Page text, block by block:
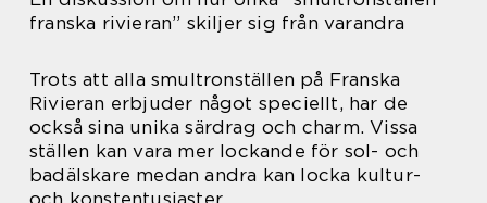
franska rivieran” skiljer sig från varandra
Trots att alla smultronställen på Franska
Rivieran erbjuder något speciellt, har de
också sina unika särdrag och charm. Vissa
ställen kan vara mer lockande för sol- och
badälskare medan andra kan locka kultur-